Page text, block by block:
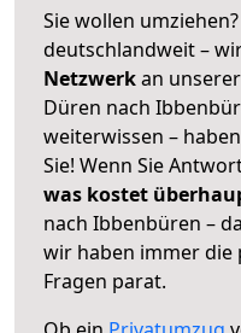
Sie wollen
deutschlandweit –
Netzwerkan
Düren nach
weiterwissen –
Sie! Wenn Sie
was kostet
nach Ibbenbüren –
wir haben immer die
Fragen parat.